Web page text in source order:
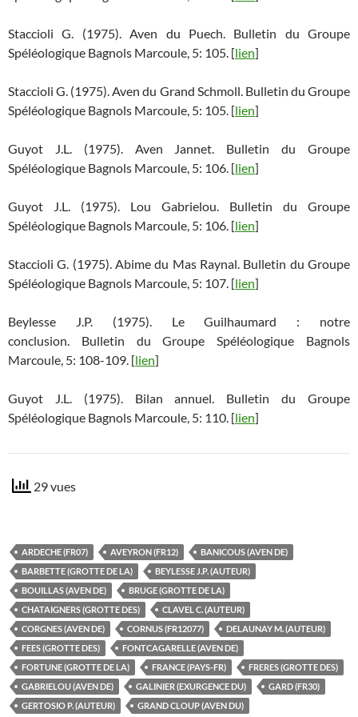
Staccioli G. (1975). Aven du Puech. Bulletin du Groupe
Spéléologique Bagnols Marcoule, 5: 105. [lien]
Staccioli G. (1975). Aven du Grand Schmoll. Bulletin du Groupe
Spéléologique Bagnols Marcoule, 5: 105. [lien]
Guyot J.L. (1975). Aven Jannet. Bulletin du Groupe
Spéléologique Bagnols Marcoule, 5: 106. [lien]
Guyot J.L. (1975). Lou Gabrielou. Bulletin du Groupe
Spéléologique Bagnols Marcoule, 5: 106. [lien]
Staccioli G. (1975). Abime du Mas Raynal. Bulletin du Groupe
Spéléologique Bagnols Marcoule, 5: 107. [lien]
Beylesse J.P. (1975). Le Guilhaumard : notre
conclusion. Bulletin du Groupe Spéléologique Bagnols
Marcoule, 5: 108-109. [lien]
Guyot J.L. (1975). Bilan annuel. Bulletin du Groupe
Spéléologique Bagnols Marcoule, 5: 110. [lien]
29 vues
ARDECHE (FR07) AVEYRON (FR12)
BANICOUS (AVEN DE)
BARBETTE (GROTTE DE LA)
BEYLESSE J.P. (AUTEUR)
BOUILLAS (AVEN DE)
BRUGE (GROTTE DE LA)
CHATAIGNERS (GROTTE DES)
CLAVEL C. (AUTEUR)
CORGNES (AVEN DE)
CORNUS (FR12077)
DELAUNAY M. (AUTEUR)
FEES (GROTTE DES)
FONTCAGARELLE (AVEN DE)
FORTUNE (GROTTE DE LA)
FRANCE (PAYS-FR)
FRERES (GROTTE DES)
GABRIELOU (AVEN DE)
GALINIER (EXURGENCE DU)
GARD (FR30)
GERTOSIO P. (AUTEUR)
GRAND CLOUP (AVEN DU)